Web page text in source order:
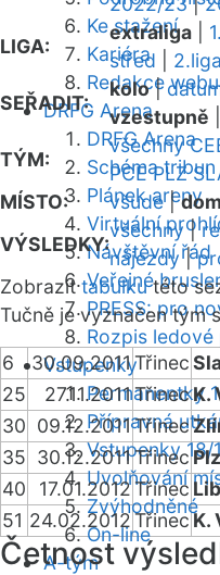
Ke stažení
Kariéra
Redakce webu
DRFG Arena
DRFG Arena
Schéma tribun
Plánek areny
Virtuální
Návštěvní řád
Veřejné
PRESS: pro
Rozpis ledové
Vstupenky
Permanentky
Přípravná
Vstupenky 18/
Uvolňování
Zvýhodněné
On-line
A-tým
LIGA:
extraliga
střed
SEŘADIT:
kolo|
vzestupně
TÝM:
všechny
PCE PLZ
MÍSTO:
všude|
VÝSLEDKY:
všechny|
nájezdy|
Zobrazittabulkutéto
Tučně je vyznačen tým
6 30.09.2011Třinec
25
27.11.2011TřinecK.
30 09.12.2011Třinec
35 30.12.2011Třinec
40
17.01.2012Třinec
51 24.02.2012TřinecK.
Četnost